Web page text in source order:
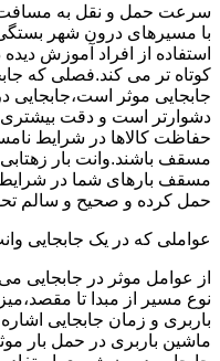
سرعت حمل و نقل به مسافت
با مسیرهای درون شهر
استفاده از افراد آموزش
کوتاه تر می کند.فصلی که
جابجایی موثر است،جابجایی
دشوارتر است و دقت
حفاظت کالاها در شرایط
مسقف باشند.وانت بار زهتابی
مسقف بارهای شما در
حمل کرده و صحیح و سالم
عواملی که در یک جابجایی
از عوامل موثر در جابجایی
نوع مسیر از مبدا تا
باربری و زمان جابجایی
ماشین باربری در حمل بار